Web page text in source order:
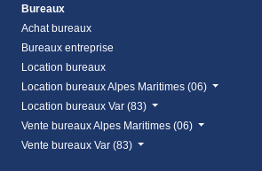
Bureaux
Achat bureaux
Bureaux entreprise
Location bureaux
Location bureaux Alpes Maritimes (06)
Location bureaux Var (83)
Vente bureaux Alpes Maritimes (06)
Vente bureaux Var (83)